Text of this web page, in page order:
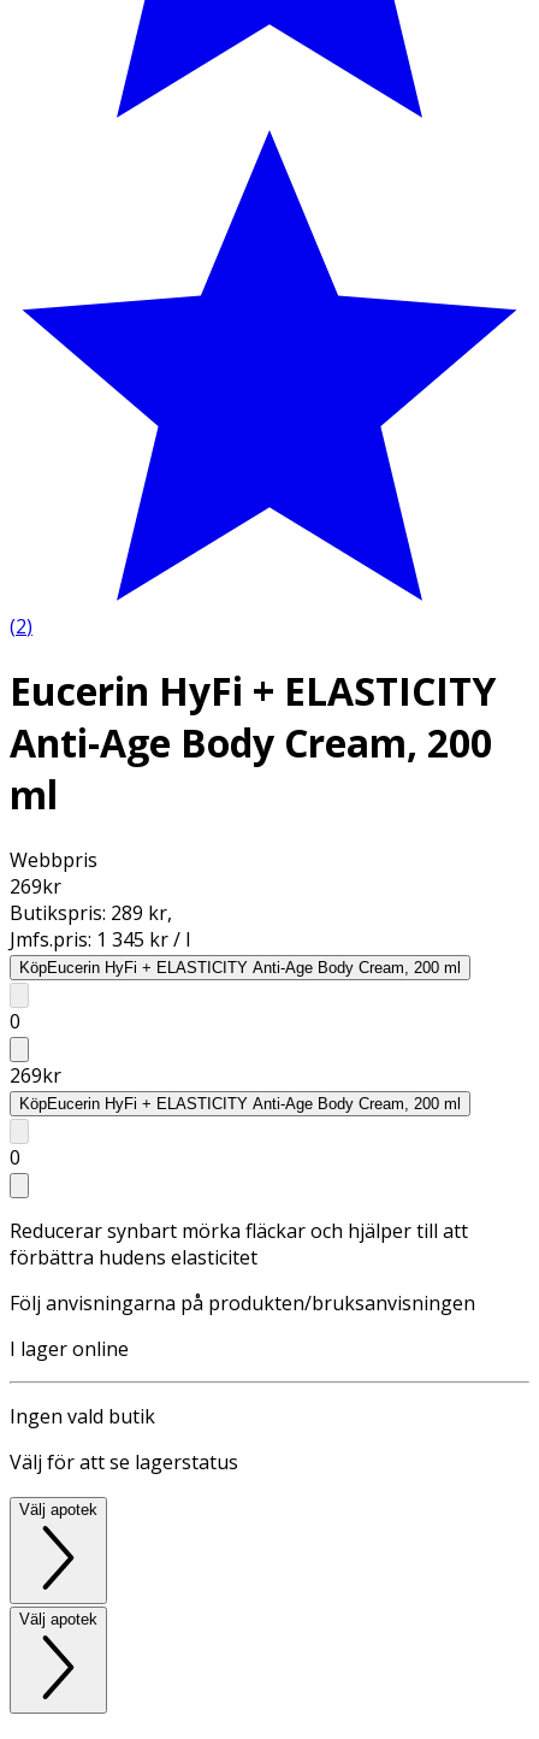
(2)
Eucerin HyFi + ELASTICITY
Anti-Age Body Cream, 200
ml
Webbpris
269kr
Butikspris: 289 kr,
Jmfs.pris: 1 345 kr / l
KöpEucerin HyFi + ELASTICITY Anti-Age Body Cream, 200 ml
0
269kr
KöpEucerin HyFi + ELASTICITY Anti-Age Body Cream, 200 ml
0
Reducerar synbart mörka fläckar och hjälper till att
förbättra hudens elasticitet
Följ anvisningarna på produkten/bruksanvisningen
I lager online
Ingen vald butik
Välj för att se lagerstatus
Välj apotek
Välj apotek